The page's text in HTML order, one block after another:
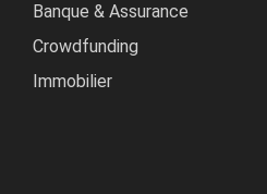
Banque & Assurance
Crowdfunding
Immobilier